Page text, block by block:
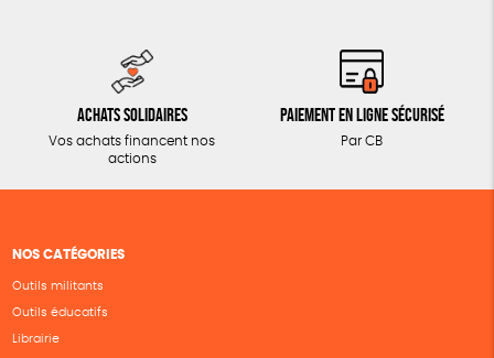
Achats solidaires
Vos achats financent nos
actions
Paiement en ligne sécurisé
Par CB
NOS CATÉGORIES
Outils militants
Outils éducatifs
Librairie